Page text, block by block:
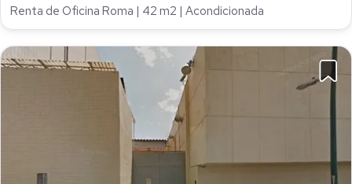
Renta de Oficina Roma | 42 m2 | Acondicionada